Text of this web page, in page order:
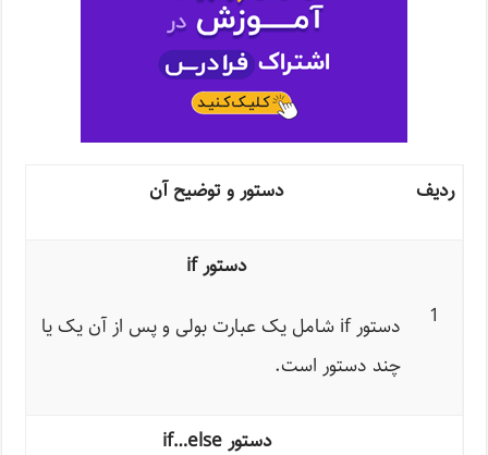
ردیف دستور و توضیح آن
1
دستور if
دستور if شامل یک عبارت بولی و پس از آن یک یا
چند دستور است.
دستور if…else